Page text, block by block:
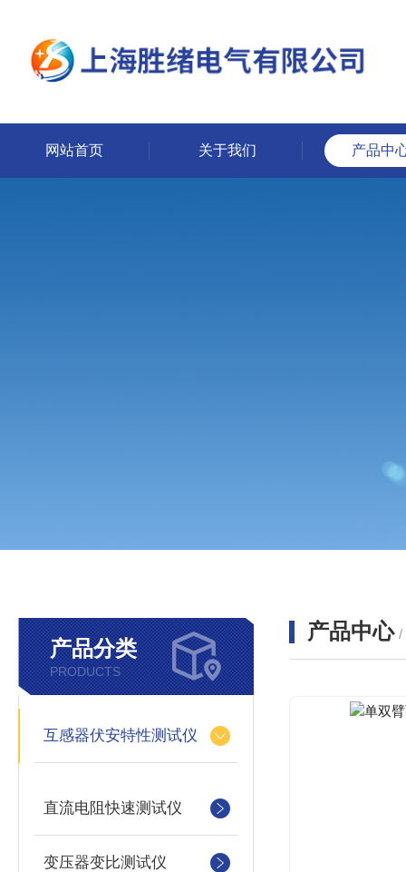
网站首页 关于我们 产品中
产品分类
PRODUCTS
互感器伏安特性测试仪
直流电阻快速测试仪
变压器变比测试仪
产品中心 /